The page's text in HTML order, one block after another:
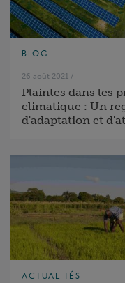
BLOG
26 août 2021 /
Plaintes dans les
climatique : Un
d'adaptation et
ACTUALITÉS